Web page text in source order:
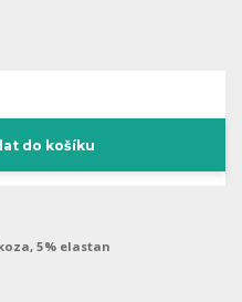
do košíku
5% elastan